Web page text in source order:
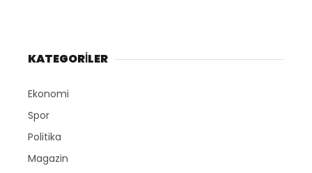
KATEGORİLER
Ekonomi
Spor
Politika
Magazin